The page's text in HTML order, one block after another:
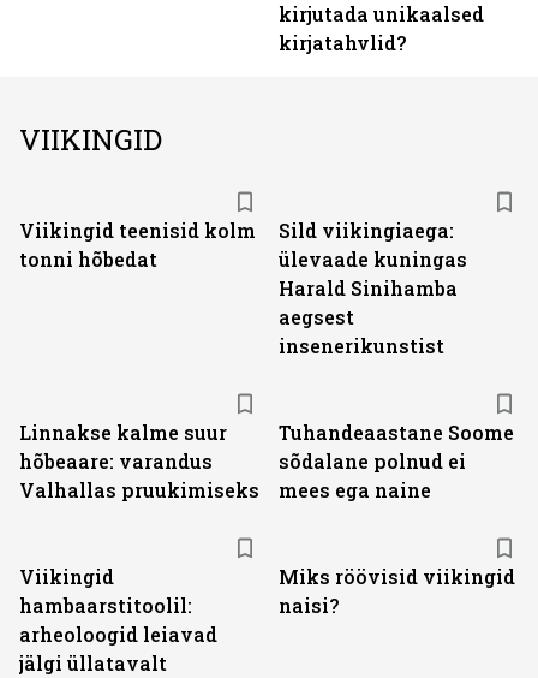
kirjutada unikaalsed
kirjatahvlid?
VIIKINGID
Viikingid teenisid kolm
tonni hõbedat
Sild viikingiaega:
ülevaade kuningas
Harald Sinihamba
aegsest
insenerikunstist
Linnakse kalme suur
hõbeaare: varandus
Valhallas pruukimiseks
Tuhandeaastane Soome
sõdalane polnud ei
mees ega naine
Viikingid
hambaarstitoolil:
arheoloogid leiavad
jälgi üllatavalt
Miks röövisid viikingid
naisi?